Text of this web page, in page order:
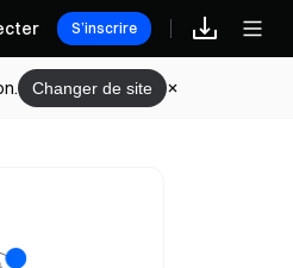
S’inscrire
Changer de site
de police